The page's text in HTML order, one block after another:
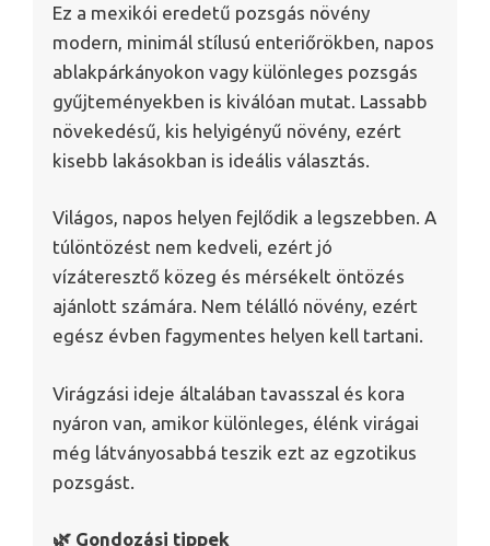
Ez a mexikói eredetű pozsgás növény
modern, minimál stílusú enteriőrökben, napos
ablakpárkányokon vagy különleges pozsgás
gyűjteményekben is kiválóan mutat. Lassabb
növekedésű, kis helyigényű növény, ezért
kisebb lakásokban is ideális választás.
Világos, napos helyen fejlődik a legszebben. A
túlöntözést nem kedveli, ezért jó
vízáteresztő közeg és mérsékelt öntözés
ajánlott számára. Nem télálló növény, ezért
egész évben fagymentes helyen kell tartani.
Virágzási ideje általában tavasszal és kora
nyáron van, amikor különleges, élénk virágai
még látványosabbá teszik ezt az egzotikus
pozsgást.
🌿 Gondozási tippek